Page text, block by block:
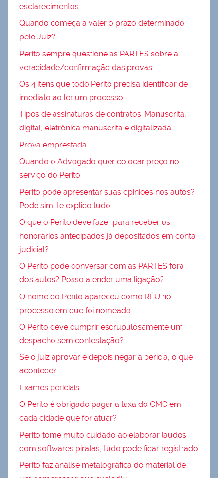
esclarecimentos
Quando começa a valer o prazo determinado
pelo Juiz?
Perito sempre questione as PARTES sobre a
veracidade/confirmação das provas
Os 4 itens que todo Perito precisa identificar de
imediato ao ler um processo
Tipos de assinaturas de contratos: Manuscrita,
digital, eletrônica manuscrita e digitalizada
Prova emprestada
Quando o Advogado quer colocar preço no
serviço do Perito
Perito pode apresentar suas opiniões nos autos?
Pode sim, te explico tudo.
O que o Perito deve fazer para receber os
honorários antecipados já depositados em conta
judicial?
O Perito pode conversar com as PARTES fora
dos autos? Posso atender uma ligação?
O nome do Perito apareceu como RÉU no
processo em que foi nomeado
O Perito deve cumprir escrupulosamente um
despacho sem contestação?
Se o juiz aprovar e depois negar a perícia, o que
acontece?
Exames periciais
O Perito é obrigado pagar a taxa do CMC em
cada cidade que for atuar?
Perito tome muito cuidado ao elaborar laudos
com softwares piratas, tudo pode ficar registrado
Perito faz análise metalográfica do material de